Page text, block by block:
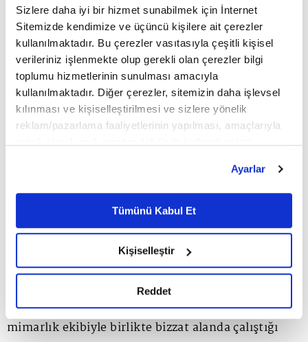
Sizlere daha iyi bir hizmet sunabilmek için İnternet
Sitemizde kendimize ve üçüncü kişilere ait çerezler
kullanılmaktadır. Bu çerezler vasıtasıyla çeşitli kişisel
verileriniz işlenmekte olup gerekli olan çerezler bilgi
toplumu hizmetlerinin sunulması amacıyla
kullanılmaktadır. Diğer çerezler, sitemizin daha işlevsel
kılınması ve kişiselleştirilmesi ve sizlere yönelik
reklam/pazarlama faaliyetlerinin yapılması, amaçlarıyla
belirleyebilirsiniz. Çerezlere ilişkin detaylı bilgi için
Ayarlar butonuna tıklayabilir,Çerez Bilgilendirme
Metnimizi ziyaret edebilirsiniz.
6698 sayılı Kişisel Verilerin Korunması Kanunu uyarınca
okumak ve sitemizi ziyaretiniz kapsamında
gerçekleştirilen veri işleme faaliyetleri ile ilgili daha
detaylı bilgi almak için lütfentıklayınız.
Ayarlar
Tümünü Kabul Et
Kişiselleştir
Reddet
doğrultusunda rekonstrüksiyonda çelik spiral, çelik
boru, çelik tijler, saf epoksi reçinesi yapıştırıcı,
karbon fiber hasır donatı, yüksek mukavemetli
doğal hidrolik kireç bağlayıcılı harç gibi malzemeler
kullanılacak.
çıkartılan 2 bin 500 taşın, alanda kurulan taş
hastanesinde tek tek röntgeni çekilip,
laboratuvarda yapılan fiziki ve kimyasal
incelemelerin ardından yapay zeka teknolojileri de
kullanılarak, bilgisayar programı yardımıyla orijinal
yerleri belirlendi. Prof. Dr. Havva İşkan'ın
mimarlık ekibiyle birlikte bizzat alanda çalıştığı